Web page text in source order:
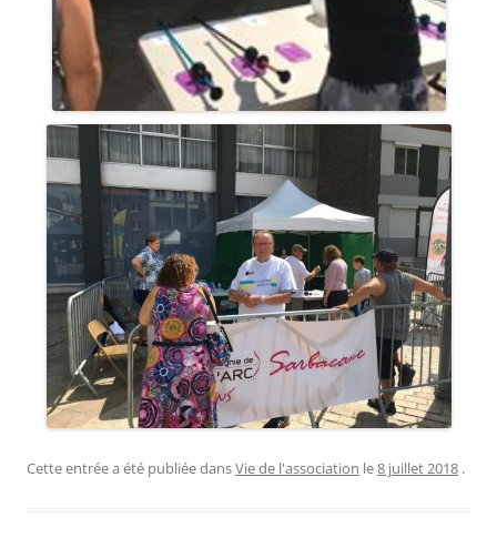
Cette entrée a été publiée dansVie de l'association le8 juillet 2018 .